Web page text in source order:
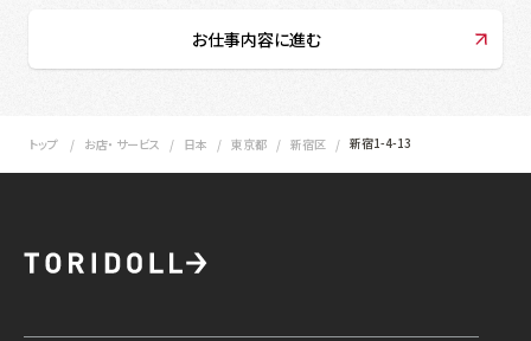
お仕事内容に進む
トップ お店・ サービス 日本 東京都 新宿区 新宿1-4-13